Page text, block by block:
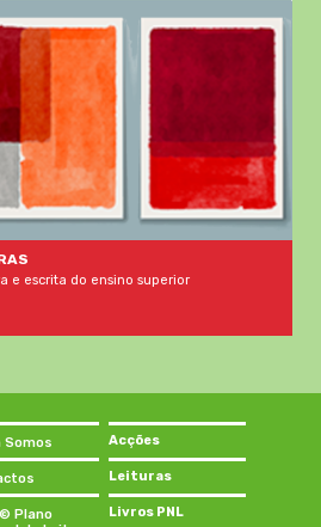
e escrita do ensino superior
Somos
Plano
Acções
Leituras
Livros PNL